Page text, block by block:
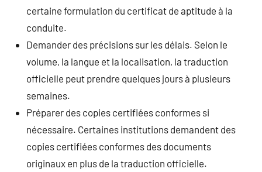
certaine formulation du certificat de aptitude à la
conduite.
Demander des précisions sur les délais. Selon le
volume, la langue et la localisation, la traduction
officielle peut prendre quelques jours à plusieurs
semaines.
Préparer des copies certifiées conformes si
nécessaire. Certaines institutions demandent des
copies certifiées conformes des documents
originaux en plus de la traduction officielle.